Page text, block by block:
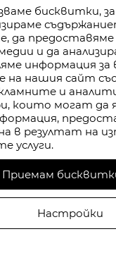
бисквитки,
да предоставяме
и да
информация
на нашия сайт
и
които могат да
в резултат на
услуги.
Приемам
Настройки